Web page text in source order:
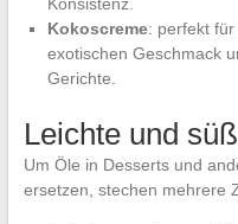
Konsistenz.
Kokoscreme: perfekt
exotischen Geschmack
Gerichte.
Leichte und
Um Öle in Desserts und
ersetzen, stechen mehrere